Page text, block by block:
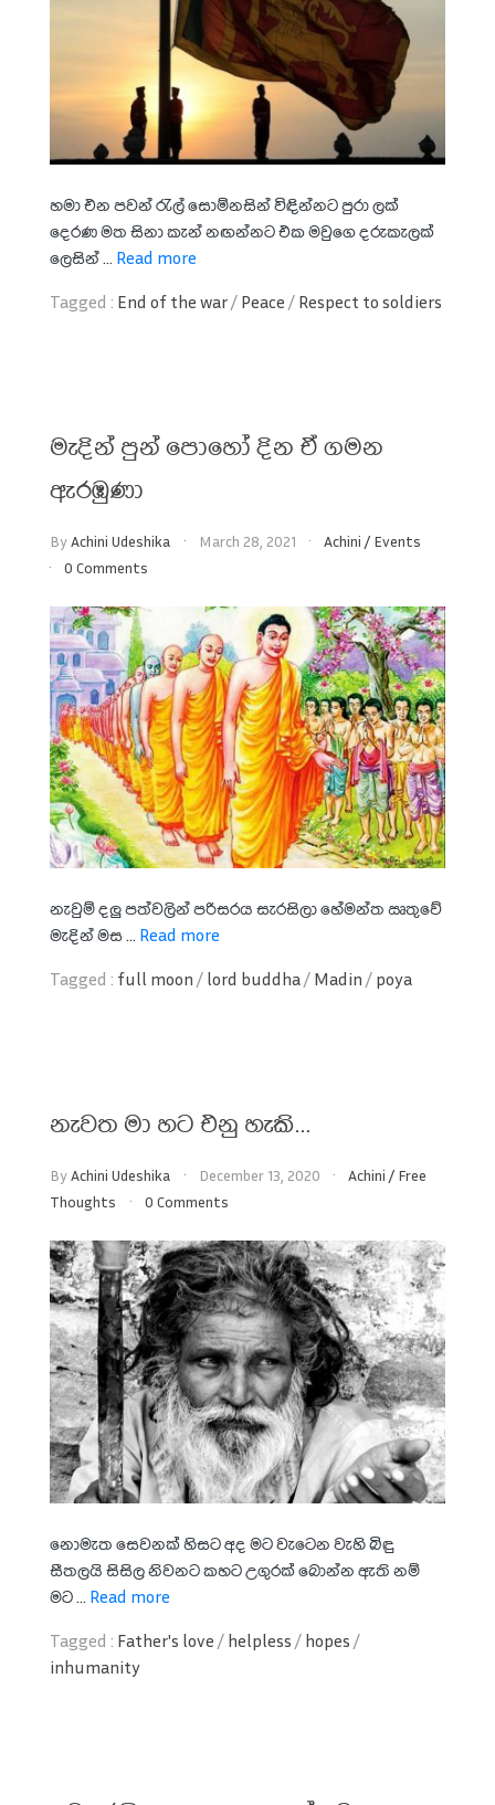
හමා එන පවන් රැල් සොම්නසින් විඳින්නට පුරා ලක්
දෙරණ මත සිනා කැන් නඟන්නට එක මවුගෙ දරුකැලක්
ලෙසින් ... Read more
Tagged : End of the war/ Peace / Respect to soldiers
මැදින් පුන් පොහෝ දින ඒ ගමන
ඇරඹුණා
ByAchini Udeshika March 28, 2021 Achini / Events
0 Comments
නැවුම් දලු පත්වලින් පරිසරය සැරසිලාහේමන්ත ඍතුවේ
මැදින් මස ... Read more
Tagged : full moon / lord buddha/ Madin / poya
නැවත මා හට එනු හැකි…
ByAchini Udeshika December 13, 2020 Achini / Free
Thoughts
0 Comments
නොමැත ‍සෙවනක් හිසට අද මට වැටෙන වැහි බිඳු
සීතලයි සිසිල නිවනට කහට උගුරක් බොන්න ඇති නම්
මට ... Read more
Tagged : Father's love / helpless / hopes /
inhumanity